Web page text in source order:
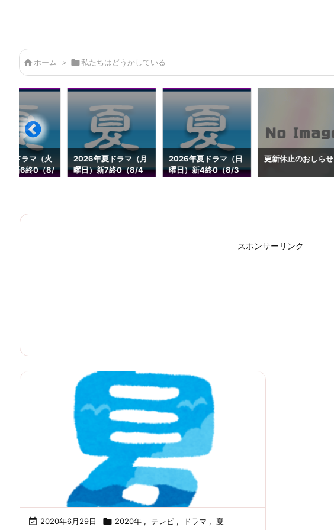
 ホーム > 私たちはどうかしている
夏ドラマ（火
1新6終0（8/
2026年夏ドラマ（月
曜日）新7終0（8/4
2026年夏ドラマ（日
曜日）新4終0（8/3
更新休止のおしらせ
スポンサーリンク
 2020年6月29日  2020年 , テレビ , ドラマ , 夏